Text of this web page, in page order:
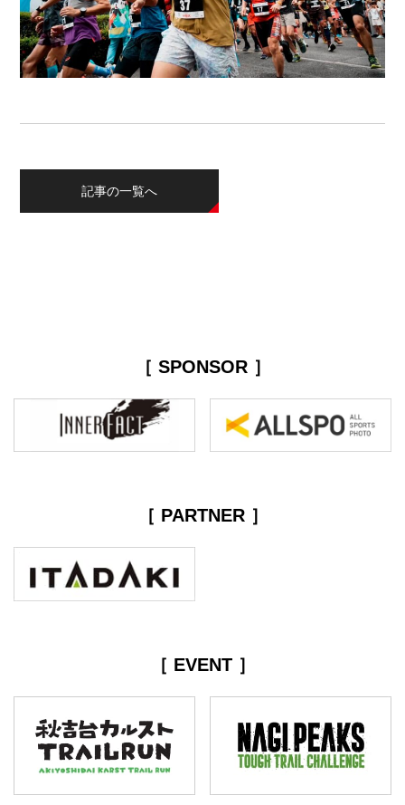
記事の一覧へ
［ SPONSOR ］
［ PARTNER ］
［ EVENT ］